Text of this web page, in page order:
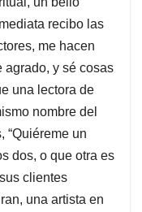
recibo las
me hacen
agrado, y sé cosas
una lectora de
nombre del
“Quiéreme un
dos, o que otra es
clientes
una artista en